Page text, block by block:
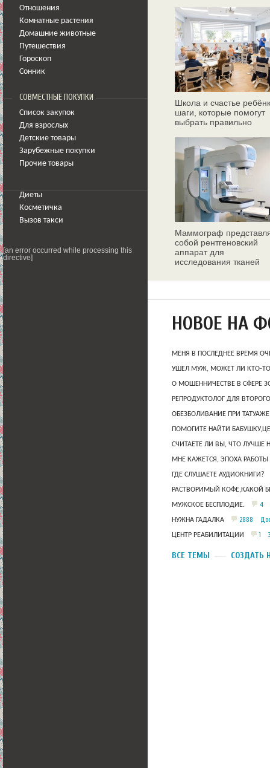
Отношения
Комнатные растения
Домашние животные
Путешествия
Гороскоп
Сонник
СОВМЕСТНЫЕ ПОКУПКИ
Список закупок
Для взрослых
Детские товары
Зарубежные покупки
Прочие товары
Диеты
Косметичка
Вызов такси
[an error occurred while processing this
directive]
Школа и счастье
шаги, которые помогут
выбрать правильно
Маммограф
собой рентгеновский
аппарат для
исследования тканей
НОВОЕ НА
МЕНЯ В ПОСЛЕДНЕЕ ВРЕМЯ
УШЕЛ МУЖ, МОЖЕТ ЛИ КТО-ТО
О МОШЕННИЧЕСТВЕ В СФЕРЕ
РЕПРОДУКТОЛОГ ДЛЯ
ОБЕЗБОЛИВАНИЕ ПРИ
ПОМОГИТЕ НАЙТИ
СЧИТАЕТЕ ЛИ ВЫ, ЧТО ЛУЧШЕ
МНЕ КАЖЕТСЯ, ЭПОХА
ГДЕ СЛУШАЕТЕ АУДИОКНИГИ?
РАСТВОРИМЫЙ КОФЕ,КАКОЙ
МУЖСКОЕ БЕСПЛОДИЕ. 4
НУЖНА ГАДАЛКА 2888
ЦЕНТР РЕАБИЛИТАЦИИ 1
ВСЕ ТЕМЫ СОЗДАТЬ